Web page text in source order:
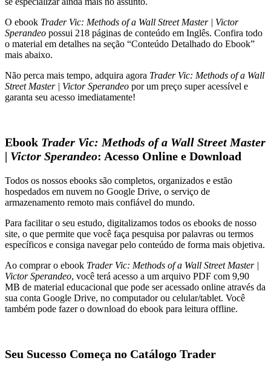
O ebook Trader Vic: Methods of a Wall Street Master | Victor
Sperandeo possui 218 páginas de conteúdo em Inglês. Confira todo
o material em detalhes na seção “Conteúdo Detalhado do Ebook”
mais abaixo.
Não perca mais tempo, adquira agora Trader Vic: Methods of a Wall
Street Master | Victor Sperandeo por um preço super acessível e
garanta seu acesso imediatamente!
Ebook Trader Vic: Methods of a Wall Street Master
| Victor Sperandeo: Acesso Online e Download
Todos os nossos ebooks são completos, organizados e estão
hospedados em nuvem no Google Drive, o serviço de
armazenamento remoto mais confiável do mundo.
Para facilitar o seu estudo, digitalizamos todos os ebooks de nosso
site, o que permite que você faça pesquisa por palavras ou termos
específicos e consiga navegar pelo conteúdo de forma mais objetiva.
Ao comprar o ebook Trader Vic: Methods of a Wall Street Master |
Victor Sperandeo, você terá acesso a um arquivo PDF com 9,90
MB de material educacional que pode ser acessado online através da
sua conta Google Drive, no computador ou celular/tablet. Você
também pode fazer o download do ebook para leitura offline.
Seu Sucesso Começa no Catálogo Trader